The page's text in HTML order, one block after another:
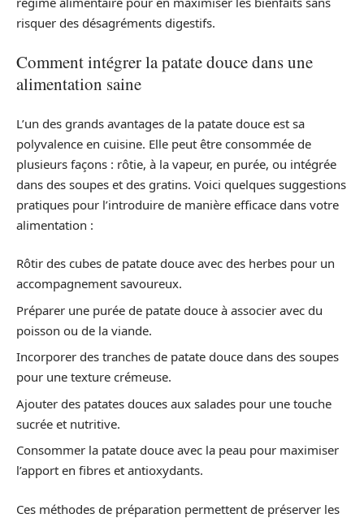
risquer des désagréments digestifs.
Comment intégrer la patate douce dans une
alimentation saine
L’un des grands avantages de la patate douce est sa
polyvalence en cuisine. Elle peut être consommée de
plusieurs façons : rôtie, à la vapeur, en purée, ou intégrée
dans des soupes et des gratins. Voici quelques suggestions
pratiques pour l’introduire de manière efficace dans votre
alimentation :
Rôtir des cubes de patate douce avec des herbes pour un
accompagnement savoureux.
Préparer une purée de patate douce à associer avec du
poisson ou de la viande.
Incorporer des tranches de patate douce dans des soupes
pour une texture crémeuse.
Ajouter des patates douces aux salades pour une touche
sucrée et nutritive.
Consommer la patate douce avec la peau pour maximiser
l’apport en fibres et antioxydants.
Ces méthodes de préparation permettent de préserver les